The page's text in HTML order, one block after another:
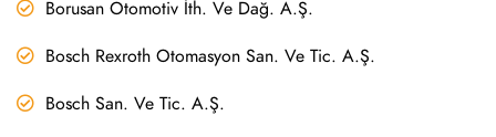
Borusan Otomotiv İth. Ve Dağ. A.Ş.
Bosch Rexroth Otomasyon San. Ve Tic. A.Ş.
Bosch San. Ve Tic. A.Ş.